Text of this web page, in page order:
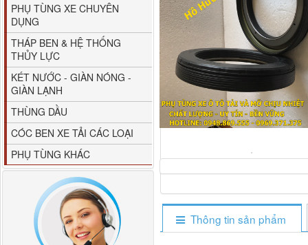
Thông tin sản phẩm
PHỤ TÙNG XE CHUYÊN
DỤNG
THÁP BEN & HỆ THỐNG
THỦY LỰC
KÉT NƯỚC - GIÀN NÓNG -
GIÀN LẠNH
THÙNG DẦU
CÓC BEN XE TẢI CÁC LOẠI
PHỤ TÙNG KHÁC
80YHCB-60 Bơm xăng
dầu 60m3/h...